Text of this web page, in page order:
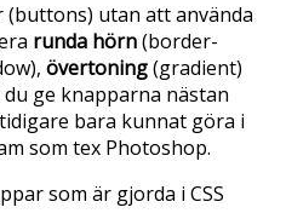
(buttons) utan att använda
runda hörn(border-
), övertoning(gradient)
du ge knapparna nästan
bara kunnat göra i
som tex Photoshop.
som är gjorda i CSS